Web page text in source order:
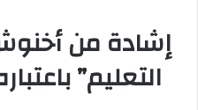
إشادة من
التعليم”